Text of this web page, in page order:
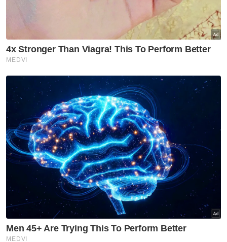
“Sejujurnya kami ahli keluarga DSN tidak
dapat membendung rasa kecewa kerana
setiap pengorbanan yang beliau lakukan
dalam memberikan khidmat untuk rakyat
dan negara ibarat mengorbankan nyawanya,
tidak dihargai,” ujarnya.
Muat turun aplikasi Sinar Harian.Klik di sini!
Najib Tun Razak